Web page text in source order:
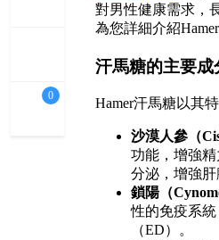
0
對男性健康需求，
為您詳細介紹
汗馬糖的主要成
Hamer汗馬糖以其
沙漠人參（
功能，增強
分泌，增強肝
鎖陽（
性的免疫系
（ED）。